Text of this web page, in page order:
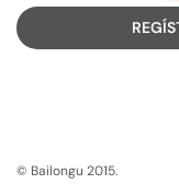
© Bailongu 2015.